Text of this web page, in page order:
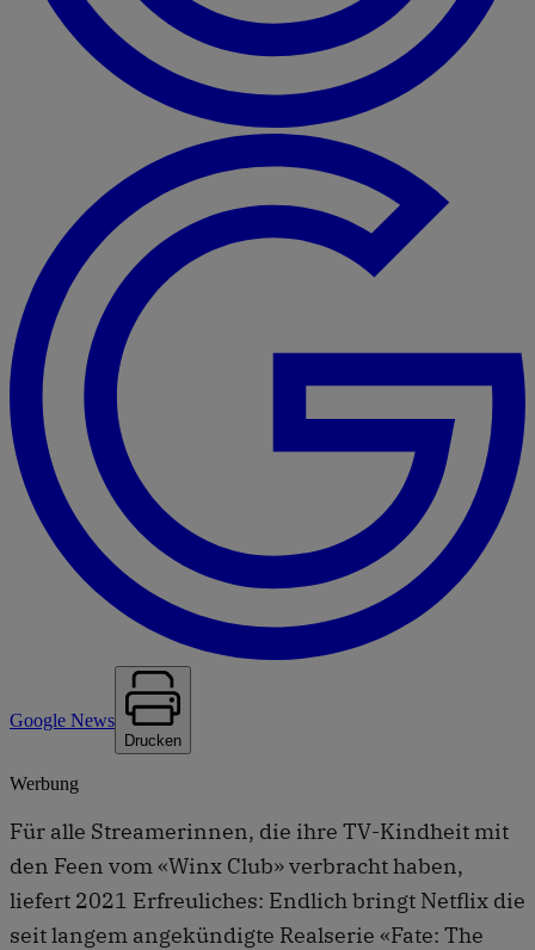
Google News
Drucken
Werbung
Für alle Streamerinnen, die ihre TV-Kindheit mit
den Feen vom «Winx Club» verbracht haben,
liefert 2021 Erfreuliches: Endlich bringt Netflix die
seit langem angekündigte Realserie «Fate: The